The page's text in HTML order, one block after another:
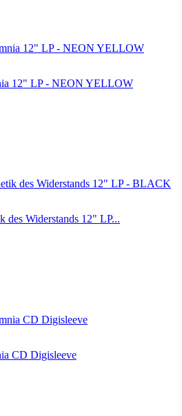
12" LP - NEON YELLOW
Widerstands 12" LP...
CD Digisleeve